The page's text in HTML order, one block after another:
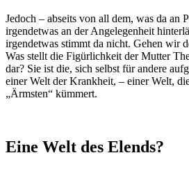
Jedoch – abseits von all dem, was da an
irgendetwas an der Angelegenheit
irgendetwas stimmt da nicht. Gehen wir
Was stellt die Figürlichkeit der Mutter
dar? Sie ist die, sich selbst für andere
einer Welt der Krankheit, – einer Welt,
„Ärmsten“ kümmert.
Eine Welt des Elends?